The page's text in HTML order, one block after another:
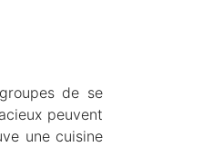
de se
peuvent
une cuisine